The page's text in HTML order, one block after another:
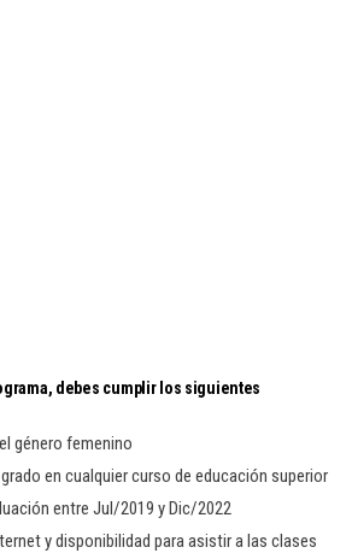
debes cumplir los siguientes
género femenino
en cualquier curso de educación superior
entre Jul/2019 y Dic/2022
y disponibilidad para asistir a las clases